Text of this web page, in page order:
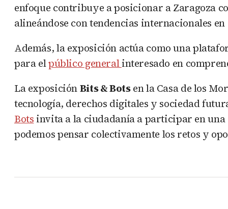
enfoque contribuye a posicionar a Zaragoza
alineándose con tendencias internacionales
Además, la exposición actúa como una
para elpúblico generalinteresado en
La exposiciónBits & Botsen la Casa de los
tecnología, derechos digitales y sociedad
Botsinvita a la ciudadanía a participar en
podemos pensar colectivamente los retos y